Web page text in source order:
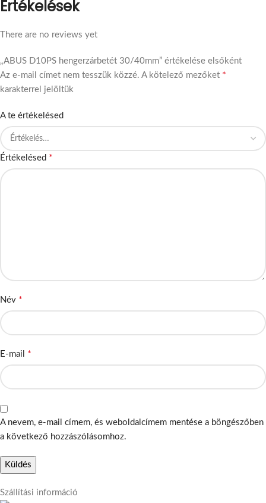
Értékelések
There are no reviews yet
„ABUS D10PS hengerzárbetét 30/40mm” értékelése elsőként
Az e-mail címet nem tesszük közzé. A kötelező mezőket *
karakterrel jelöltük
A te értékelésed
Értékelésed *
Név *
E-mail *
A nevem, e-mail címem, és weboldalcímem mentése a böngészőben
a következő hozzászólásomhoz.
Szállítási információ